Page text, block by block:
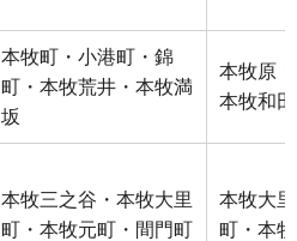
本牧町・小港町・錦
町・本牧荒井・本牧満
坂
本牧原
本牧和
本牧三之谷・本牧大里
町・本牧元町・間門町
本牧大
町・本